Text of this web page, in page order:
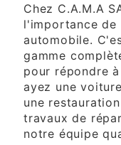
Chez C.A.M.A
l'importance
automobile.
gamme
pour répondre
ayez une
une
travaux de
notre équipe